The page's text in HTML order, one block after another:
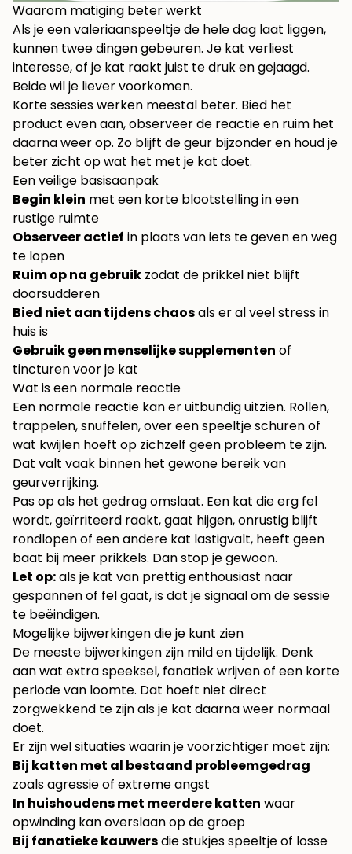
Waarom matiging beter werkt
Als je een valeriaanspeeltje de hele dag laat liggen,
kunnen twee dingen gebeuren. Je kat verliest
interesse, of je kat raakt juist te druk en gejaagd.
Beide wil je liever voorkomen.
Korte sessies werken meestal beter. Bied het
product even aan, observeer de reactie en ruim het
daarna weer op. Zo blijft de geur bijzonder en houd je
beter zicht op wat het met je kat doet.
Een veilige basisaanpak
Begin klein met een korte blootstelling in een
rustige ruimte
Observeer actief in plaats van iets te geven en weg
te lopen
Ruim op na gebruik zodat de prikkel niet blijft
doorsudderen
Bied niet aan tijdens chaosals er al veel stress in
huis is
Gebruik geen menselijke supplementen of
tincturen voor je kat
Wat is een normale reactie
Een normale reactie kan er uitbundig uitzien. Rollen,
trappelen, snuffelen, over een speeltje schuren of
wat kwijlen hoeft op zichzelf geen probleem te zijn.
Dat valt vaak binnen het gewone bereik van
geurverrijking.
Pas op als het gedrag omslaat. Een kat die erg fel
wordt, geïrriteerd raakt, gaat hijgen, onrustig blijft
rondlopen of een andere kat lastigvalt, heeft geen
baat bij meer prikkels. Dan stop je gewoon.
Let op:als je kat van prettig enthousiast naar
gespannen of fel gaat, is dat je signaal om de sessie
te beëindigen.
Mogelijke bijwerkingen die je kunt zien
De meeste bijwerkingen zijn mild en tijdelijk. Denk
aan wat extra speeksel, fanatiek wrijven of een korte
periode van loomte. Dat hoeft niet direct
zorgwekkend te zijn als je kat daarna weer normaal
doet.
Er zijn wel situaties waarin je voorzichtiger moet zijn:
Bij katten met al bestaand probleemgedrag
zoals agressie of extreme angst
In huishoudens met meerdere katten waar
opwinding kan overslaan op de groep
Bij fanatieke kauwersdie stukjes speeltje of losse